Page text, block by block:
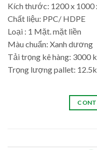
Kích thước: 1200 x 1000
Chất liệu: PPC/ HDPE
Loại : 1 Mặt. mặt liền
Màu chuẩn: Xanh dương
Tải trọng kê hàng: 3000
Trọng lượng pallet: